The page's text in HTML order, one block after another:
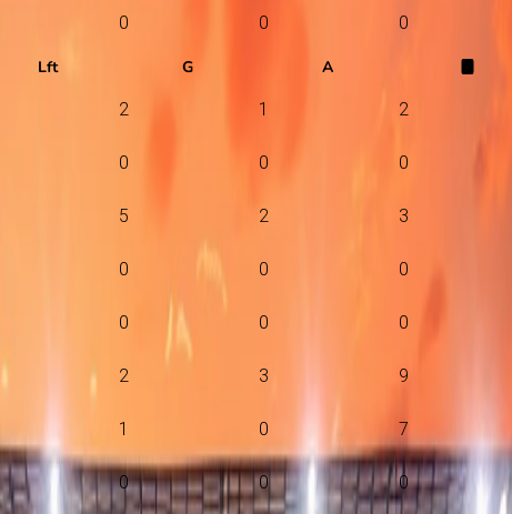
0 0 0
Lft G
A
2 1 2
0 0 0
5 2 3
0 0 0
0 0 0
2 3 9
1 0 7
0 0 0